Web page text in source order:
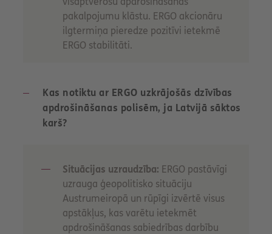
pakalpojumu klāstu. ERGO akcionāru
ilgtermiņa pieredze pozitīvi ietekmē
ERGO stabilitāti.
Kas notiktu ar ERGO uzkrājošās dzīvības
apdrošināšanas polisēm, ja Latvijā sāktos
karš?
Situācijas uzraudzība: ERGO pastāvīgi
uzrauga ģeopolitisko situāciju
Austrumeiropā un rūpīgi izvērtē visus
apstākļus, kas varētu ietekmēt
apdrošināšanas sabiedrības darbību